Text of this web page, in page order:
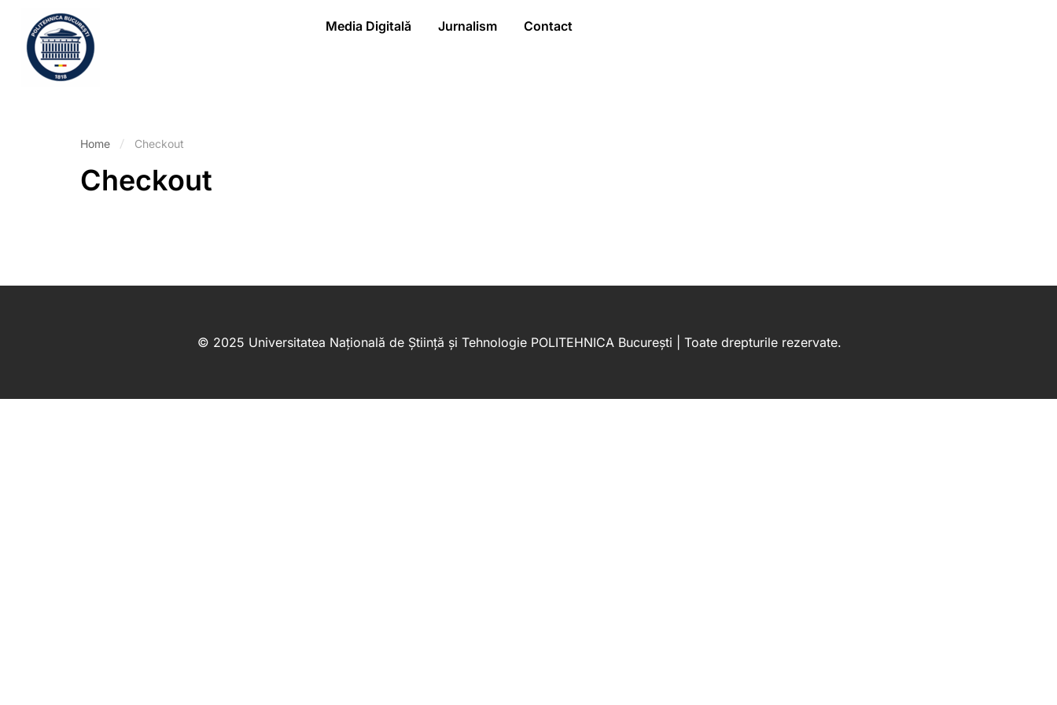
Media Digitală Jurnalism Contact
Home Checkout
Checkout
© 2025 Universitatea Națională de Știință și Tehnologie POLITEHNICA București | Toate drepturile rezervate.